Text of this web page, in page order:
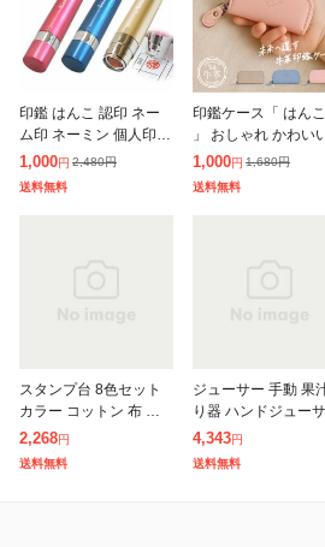
印鑑 はんこ 認印 ネー
ム印 ネーミン 個人印鑑
個人 浸透印 かわいい
おしゃれ オーダー ハン
コ カタカナ 旧字 英字
1,000円 2,480円
送料無料
印鑑ケース「 はん
」 おしゃれ かわい
牛革 シンプル 印鑑ホ
ダー 赤ちゃん 印鑑 女
の子 男の子 出産祝い
1,000円 1,680円
送料無料
スタンプ台 8色セット
カラー コットン 布 木
紙用 安全インク 全15色
の中からおまかせ8色セ
ット インク スタンプ台
2,268円
送料無料
ジューサー 手動 果
り器 ハンドジューサ
搾り器 しぼり機 フル
ツ 野菜 手搾り 手軽
単 手動 効率 多用途
4,343円
送料無料